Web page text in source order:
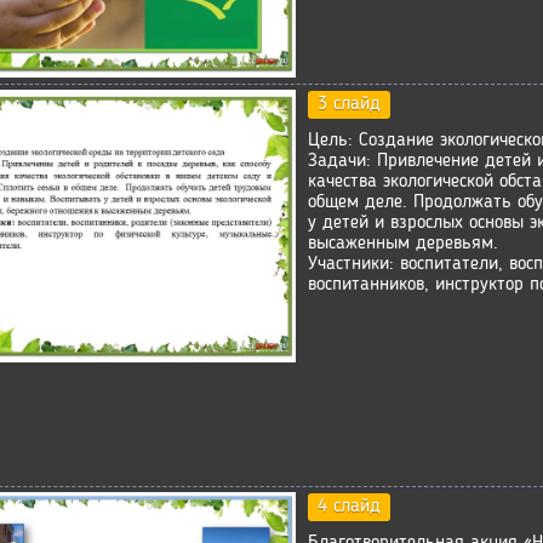
3 слайд
Цель: Создание
Задачи: Привлечение детей
качества экологической
общем деле. Продолжать
у детей и взрослых основы
высаженным деревьям.
Участники: воспитатели,
воспитанников, инструктор
4 слайд